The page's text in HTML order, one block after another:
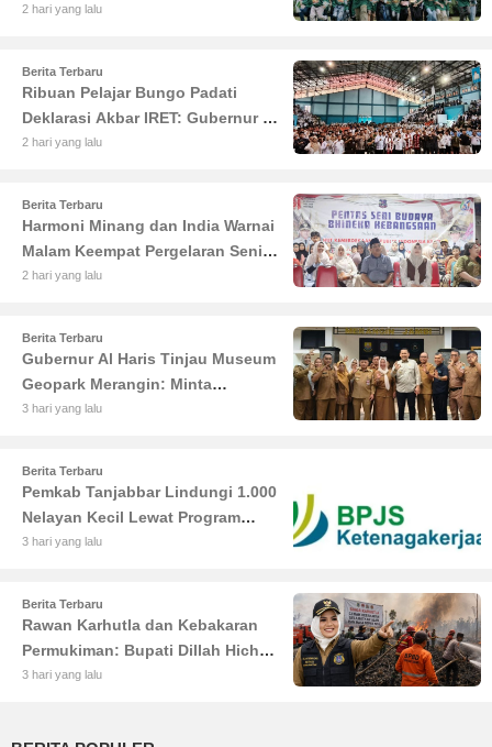
Coal Group
2 hari yang lalu
Berita Terbaru
Ribuan Pelajar Bungo Padati
Deklarasi Akbar IRET: Gubernur Al
Haris Sentil Bahaya Judi Online
2 hari yang lalu
Berita Terbaru
Harmoni Minang dan India Warnai
Malam Keempat Pergelaran Seni
Budaya di Alun-Alun Kuala
2 hari yang lalu
Berita Terbaru
Gubernur Al Haris Tinjau Museum
Geopark Merangin: Minta
Pengelola Genjot Inovasi dan
3 hari yang lalu
Berita Terbaru
Pemkab Tanjabbar Lindungi 1.000
Nelayan Kecil Lewat Program
BPJS Ketenagakerjaan
3 hari yang lalu
Berita Terbaru
Rawan Karhutla dan Kebakaran
Permukiman: Bupati Dillah Hich
Larang Camat Tinggalkan Wilayah
3 hari yang lalu